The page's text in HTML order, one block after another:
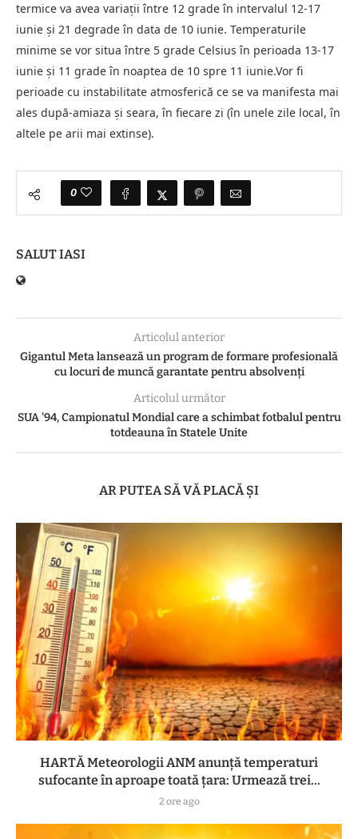
termice va avea variații între 12 grade în intervalul 12-17
iunie și 21 degrade în data de 10 iunie. Temperaturile
minime se vor situa între 5 grade Celsius în perioada 13-17
iunie și 11 grade în noaptea de 10 spre 11 iunie.Vor fi
perioade cu instabilitate atmosferică ce se va manifesta mai
ales după-amiaza și seara, în fiecare zi (în unele zile local, în
altele pe arii mai extinse).
0
SALUT IASI
Articolul anterior
Gigantul Meta lansează un program de formare profesională
cu locuri de muncă garantate pentru absolvenți
Articolul următor
SUA '94, Campionatul Mondial care a schimbat fotbalul pentru
totdeauna în Statele Unite
AR PUTEA SĂ VĂ PLACĂ ȘI
HARTĂ Meteorologii ANM anunță temperaturi
sufocante în aproape toată țara: Urmează trei...
2 ore ago